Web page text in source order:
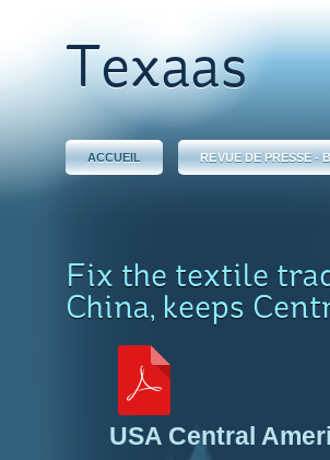
Texaas
ACCUEIL REVUE DE PRESSE -
Fix the textile
China, keeps
USA Central